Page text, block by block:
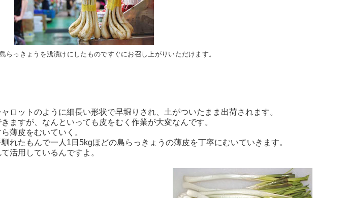
らっきょうを浅漬けにしたものですぐにお召し上がりいただけます。
ロットのように細長い形状で早堀りされ、土がついたまま出荷されます。
ますが、なんといっても皮をむく作業が大変なんです。
薄皮をむいていく。
れたもんで一人1日5kgほどの島らっきょうの薄皮を丁寧にむいていきます。
活用しているんですよ。